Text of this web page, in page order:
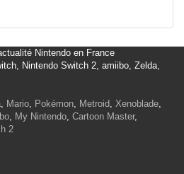
Nintendo en France
Nintendo Switch 2, amiibo, Zelda,
, Mario, Pokémon, Metroid, Xenoblade,
, My Nintendo, Cartoon Master,
2